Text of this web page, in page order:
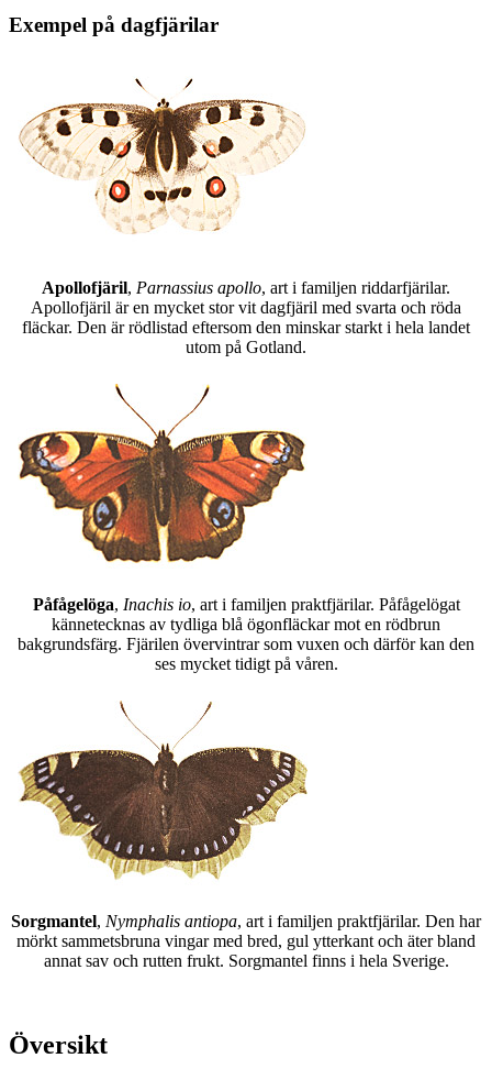
Exempel på dagfjärilar
Apollofjäril, Parnassius apollo, art i familjen riddarfjärilar.
Apollofjäril är en mycket stor vit dagfjäril med svarta och röda
fläckar. Den är rödlistad eftersom den minskar starkt i hela landet
utom på Gotland.
Påfågelöga, Inachis io, art i familjen praktfjärilar. Påfågelögat
kännetecknas av tydliga blå ögonfläckar mot en rödbrun
bakgrundsfärg. Fjärilen övervintrar som vuxen och därför kan den
ses mycket tidigt på våren.
Sorgmantel, Nymphalis antiopa, art i familjen praktfjärilar. Den har
mörkt sammetsbruna vingar med bred, gul ytterkant och äter bland
annat sav och rutten frukt. Sorgmantel finns i hela Sverige.
Översikt